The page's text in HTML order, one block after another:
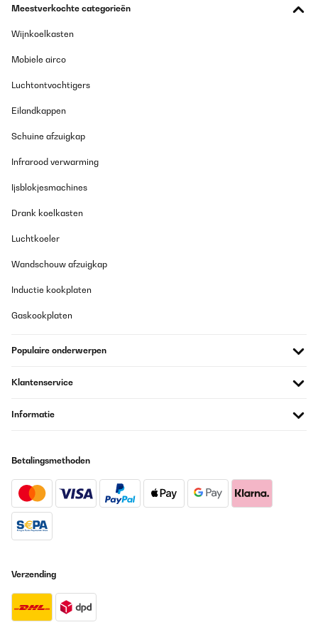
Kundenservice.Noch'n schönen Gruß von "mir"
Amazon-Benutzer
raccordement. Mais c'est simple pour l'installation. Compter 2
de cet achat qui évitera beaucoup de bouteille dans le bac
Vertaal
Der Wasserfilter funktioniert einwandfrei und die Qualität des
das Gerät war gut verpackt. Der Verkäufer war sehr hilfsbereit
ist es sehr empfehlenswert für jeden, der sauberes und frisches
Amazon-Benutzer
Super Filterung leises Motor. Ungefiltert ca 200, gefiltert 035.
Negativ ist die Bedienungsanleitung , die Bedeutungen musste ich
hin und her googlen . Die mühe hat sich aber gelohnt
Amazon-Benutzer
Meestverkochte categorieën
Wijnkoelkasten
Mobiele airco
Luchtontvochtigers
Eilandkappen
Schuine afzuigkap
Infrarood verwarming
Ijsblokjesmachines
Drank koelkasten
Luchtkoeler
Wandschouw afzuigkap
Inductie kookplaten
Gaskookplaten
Populaire onderwerpen
Klantenservice
Informatie
Betalingsmethoden
Verzending